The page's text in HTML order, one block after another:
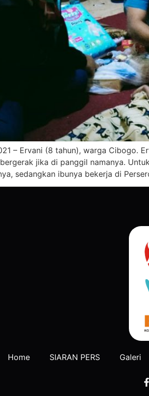
– Ervani (8 tahun), warga Cibogo.
jika di panggil namanya.
sedangkan ibunya bekerja di
Home SIARAN PERS Galeri